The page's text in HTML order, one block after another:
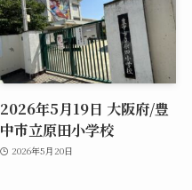
2026年5月19日 大阪府/豊
中市立原田小学校
2026年5月20日